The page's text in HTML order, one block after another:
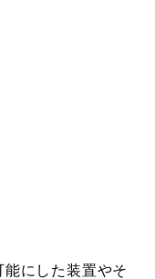
にした装置やそ